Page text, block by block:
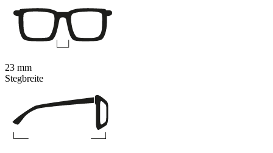
23 mm
Stegbreite